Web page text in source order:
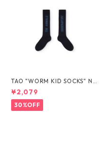
TAO "WORM KID SOCKS" NA
VY The Animals Observator
y
¥2,079
30%OFF